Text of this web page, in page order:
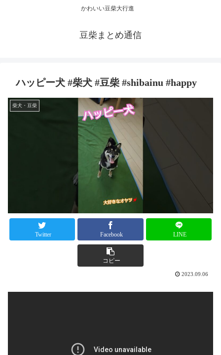
かわいい豆柴大行進
豆柴まとめ通信
ハッピー犬 #柴犬 #豆柴 #shibainu #happy
柴犬・豆柴
Twitter Facebook LINE
コピー
2023.09.06